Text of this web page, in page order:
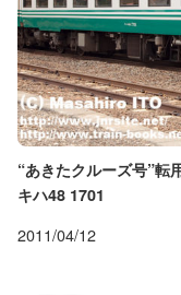
“あきたクルーズ号”転
キハ48 1701
2011/04/12